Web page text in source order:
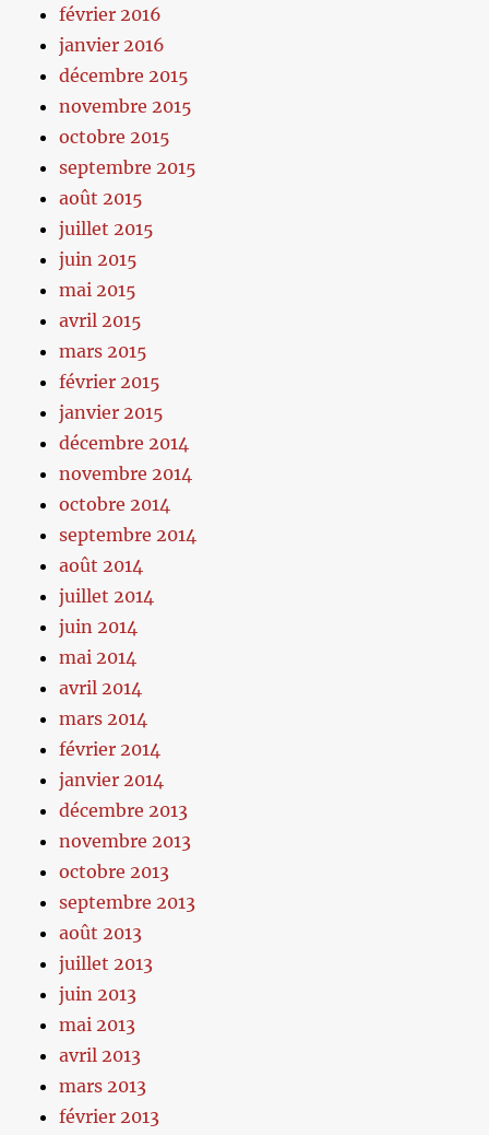
février 2016
janvier 2016
décembre 2015
novembre 2015
octobre 2015
septembre 2015
août 2015
juillet 2015
juin 2015
mai 2015
avril 2015
mars 2015
février 2015
janvier 2015
décembre 2014
novembre 2014
octobre 2014
septembre 2014
août 2014
juillet 2014
juin 2014
mai 2014
avril 2014
mars 2014
février 2014
janvier 2014
décembre 2013
novembre 2013
octobre 2013
septembre 2013
août 2013
juillet 2013
juin 2013
mai 2013
avril 2013
mars 2013
février 2013